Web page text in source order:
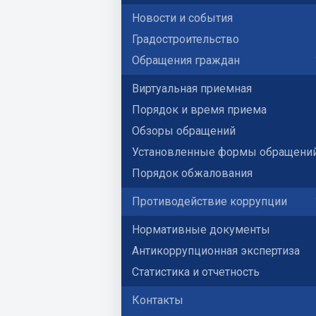
Новости и события
Градостроительство
Обращения граждан
Виртуальная приемная
Порядок и время приема
Обзоры обращений
Установленные формы
Порядок обжалования
Противодействие коррупции
Нормативные документы
Антикоррупционная экспертиза
Статистика и отчетность
Контакты